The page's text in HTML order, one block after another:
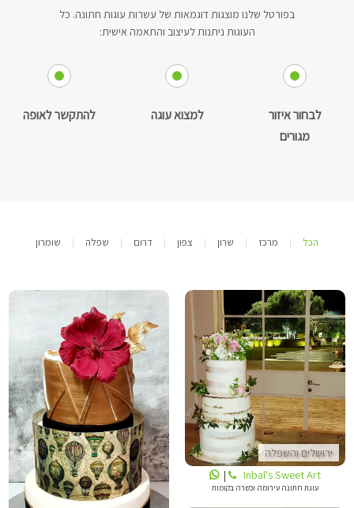
בפורטל שלנו מוצגות דוגמאות של עשרות עוגות חתונה. כל
העוגות ניתנות לעיצוב והתאמה אישית:
לבחור איזור
מגורים
למצוא עוגה להתקשר לאופה
הכל | מרכז | שרון | צפון | דרום | שפלה | שומרון
INBALS CAKE ART
ירושלים והשפלה
INBALS CAKE ART
Inbal's Sweet Art
|
עוגת חתונה עירומה וכשרה בקומות